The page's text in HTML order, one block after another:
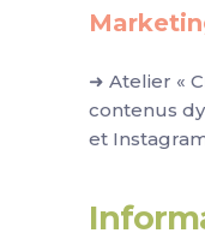
➜ Atelier «
contenus
et